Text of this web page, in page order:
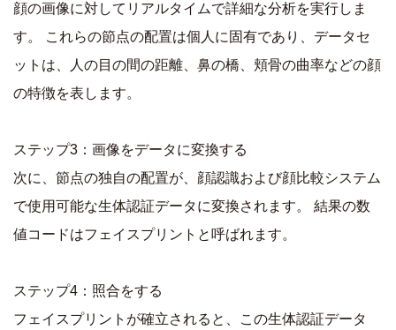
顔の画像に対してリアルタイムで詳細な分析を実行しま
す。 これらの節点の配置は個人に固有であり、データセ
ットは、人の目の間の距離、鼻の橋、頬骨の曲率などの顔
の特徴を表します。
ステップ3：画像をデータに変換する
次に、節点の独自の配置が、顔認識および顔比較システム
で使用可能な生体認証データに変換されます。 結果の数
値コードはフェイスプリントと呼ばれます。
ステップ4：照合をする
フェイスプリントが確立されると、この生体認証データ